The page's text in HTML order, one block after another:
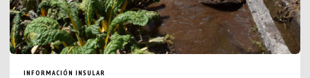
INFORMACIÓN INSULAR